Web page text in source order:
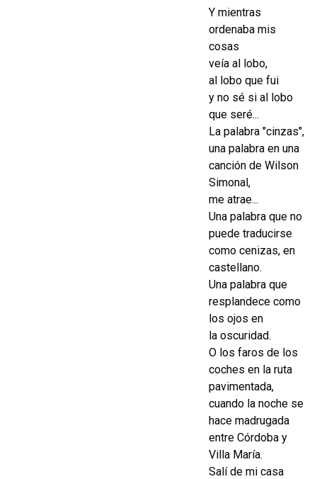
Y mientras
ordenaba mis
cosas
veía al lobo,
al lobo que fui
y no sé si al lobo
que seré...
La palabra "cinzas",
una palabra en una
canción de Wilson
Simonal,
me atrae...
Una palabra que no
puede traducirse
como cenizas, en
castellano.
Una palabra que
resplandece como
los ojos en
la oscuridad.
O los faros de los
coches en la ruta
pavimentada,
cuando la noche se
hace madrugada
entre Córdoba y
Villa María.
Salí de mi casa